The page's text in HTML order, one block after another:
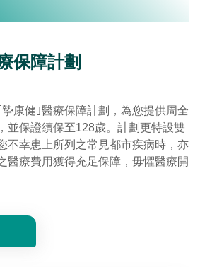
保障計劃
康健｣醫療保障計劃，為您提供周全
並保證續保至128歲。計劃更特設雙
不幸患上所列之常見都市疾病時，亦
醫療費用獲得充足保障，毋懼醫療開